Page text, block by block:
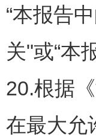
“本报告
关"或“本
20.根据
在最大允